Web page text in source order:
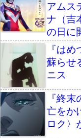
アムス
ナ（吉
の日に
『は
蘇らせ
ニス
『終
亡をか
ロク〉